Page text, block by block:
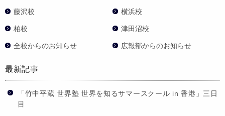
藤沢校 横浜校
柏校 津田沼校
全校からのお知らせ 広報部からのお知らせ
最新記事
「竹中平蔵 世界塾 世界を知るサマースクール in 香港」三日
目